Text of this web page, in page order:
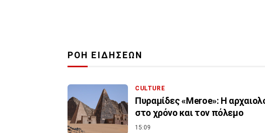
ΡΟΗ ΕΙΔΗΣΕΩΝ
CULTURE
Πυραμίδες «Meroe»: Η
στο χρόνο και τον πόλεμο
15:09